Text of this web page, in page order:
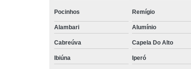
Pocinhos Remígio
Alambari
Alumínio
Cabreúva Capela Do Alto
Ibiúna Iperó